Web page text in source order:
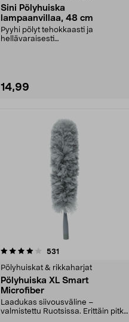
Sini Pölyhuiska
lampaanvillaa, 48 cm
Pyyhi pölyt tehokkaasti ja
hellävaraisesti
14,99
531
Pölyhuiskat & rikkaharjat
Pölyhuiska XL Smart
Microfiber
Laadukas siivousväline –
valmistettu Ruotsissa. Erittäin pitkä
4.0 viidestä